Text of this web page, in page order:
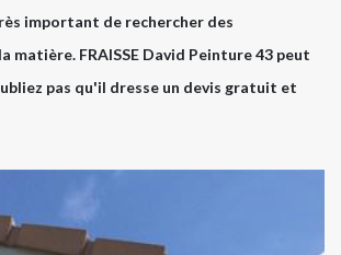
important de rechercher des
matière. FRAISSE David Peinture 43 peut
pas qu'il dresse un devis gratuit et